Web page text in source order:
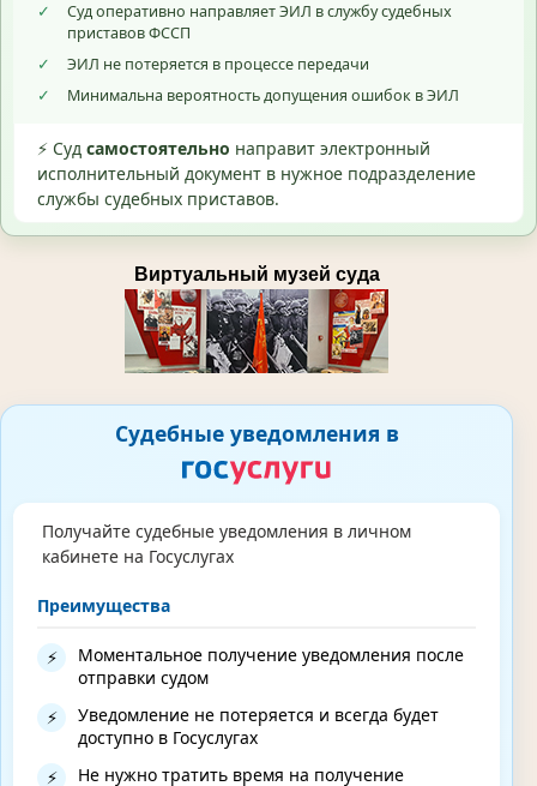
✓
Суд оперативно направляет ЭИЛ в службу судебных
приставов ФССП
✓
ЭИЛ не потеряется в процессе передачи
✓
Минимальна вероятность допущения ошибок в ЭИЛ
⚡ Суд самостоятельно направит электронный
исполнительный документ в нужное подразделение
службы судебных приставов.
Виртуальный музей суда
Судебные уведомления в
Получайте судебные уведомления в личном
кабинете на Госуслугах
Преимущества
⚡
Моментальное получение уведомления после
отправки судом
⚡
Уведомление не потеряется и всегда будет
доступно в Госуслугах
⚡
Не нужно тратить время на получение